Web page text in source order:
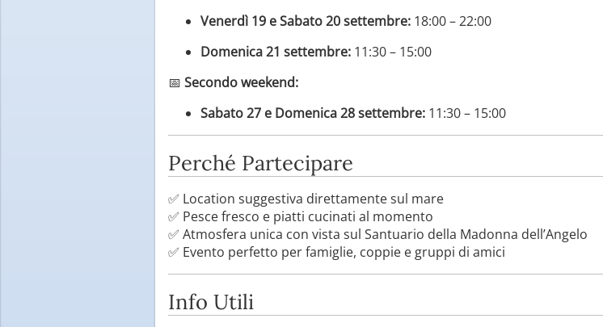
Venerdì 19 e Sabato 20 settembre: 18:00 – 22:00
Domenica 21 settembre: 11:30 – 15:00
📅 Secondo weekend:
Sabato 27 e Domenica 28 settembre: 11:30 – 15:00
Perché Partecipare
✅ Location suggestiva direttamente sul mare
✅ Pesce fresco e piatti cucinati al momento
✅ Atmosfera unica con vista sul Santuario della Madonna dell’Angelo
✅ Evento perfetto per famiglie, coppie e gruppi di amici
Info Utili